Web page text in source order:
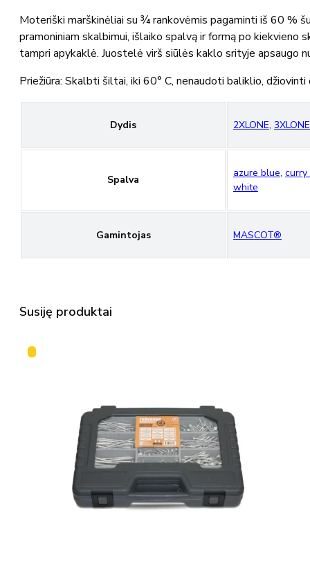
Moteriški marškinėliai su ¾ rankovėmis pagaminti iš 60 %
pramoniniam skalbimui, išlaiko spalvą ir formą po
tampri apykaklė. Juostelė virš siūlės kaklo srityje apsaugo
Priežiūra: Skalbti šiltai, iki 60° C, nenaudoti baliklio,
Dydis 2XLONE, 3XLONE
Spalva
azure blue, curry
white
Gamintojas MASCOT®
Susiję produktai